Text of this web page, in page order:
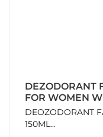
DEZODORANT
FOR WOMEN
DEOZODORANT FABIO VERSO ENTUSIASMO
150ML...